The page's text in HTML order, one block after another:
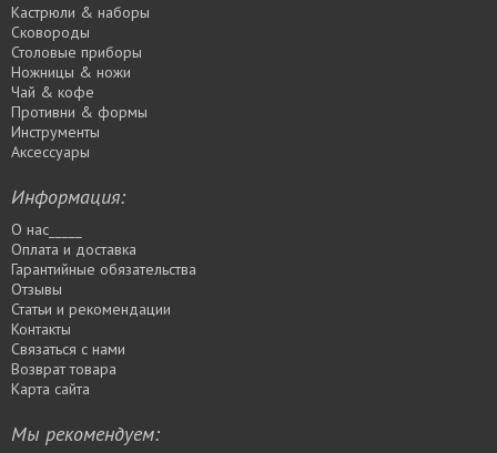
Кастрюли & наборы
Сковороды
Столовые приборы
Ножницы & ножи
Чай & кофе
Противни & формы
Инструменты
Аксессуары
Информация:
О нас_____
Оплата и доставка
Гарантийные обязательства
Отзывы
Статьи и рекомендации
Контакты
Связаться с нами
Возврат товара
Карта сайта
Мы рекомендуем: